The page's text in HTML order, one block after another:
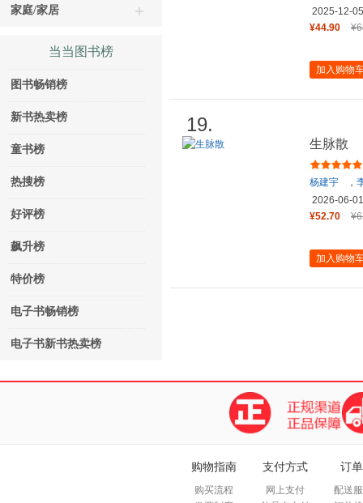
家庭/家居
当当图书榜
图书畅销榜
新书热卖榜
童书榜
热搜榜
好评榜
飙升榜
特价榜
电子书畅销榜
电子书新书热卖榜
2025-12-05
¥44.90
加入购物
19.
生脉散
杨建宇 ，
2026-06-01
¥52.70
加入购物
购物指南
购买流程
支付方式
网上支付
订
配送